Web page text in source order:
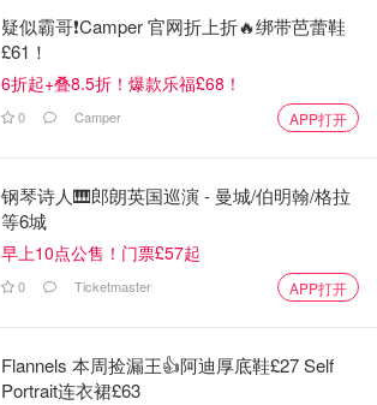
疑似霸哥❗️Camper 官网折上折🔥绑带芭蕾鞋
£61！
6折起+叠8.5折！爆款乐福£68！
0 Camper APP打开
钢琴诗人🎹郎朗英国巡演 - 曼城/伯明翰/格拉
等6城
早上10点公售！门票£57起
0 Ticketmaster APP打开
Flannels 本周捡漏王👍阿迪厚底鞋£27 Self
Portrait连衣裙£63